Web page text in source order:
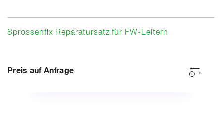
Sprossenfix Reparatursatz für FW-Leitern
Preis auf Anfrage